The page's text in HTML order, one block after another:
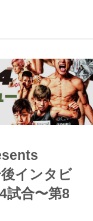
インタビ
試合〜第8